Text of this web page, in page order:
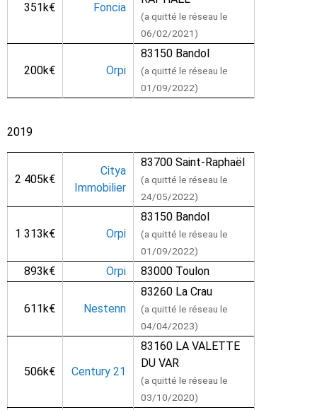
351k€ Foncia
(a quitté le réseau le
06/02/2021)
200k€ Orpi
83150 Bandol
(a quitté le réseau le
01/09/2022)
2019
2 405k€
Citya
Immobilier
83700 Saint-Raphaël
(a quitté le réseau le
24/05/2022)
1 313k€ Orpi
83150 Bandol
(a quitté le réseau le
01/09/2022)
893k€ Orpi 83000 Toulon
611k€ Nestenn
83260 La Crau
(a quitté le réseau le
04/04/2023)
506k€ Century 21
83160 LA VALETTE
DU VAR
(a quitté le réseau le
03/10/2020)